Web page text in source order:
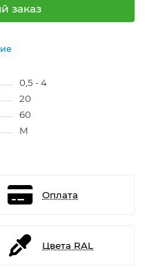
заказ
0,5 - 4
20
60
М
Оплата
Цвета RAL